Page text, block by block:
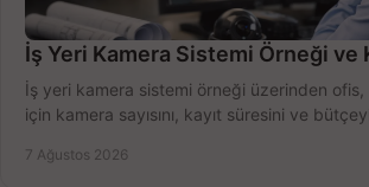
İş Yeri Kamera Sistemi Örneği ve
İş yeri kamera sistemi örneği üzerinden
için kamera sayısını, kayıt süresini ve
7 Ağustos 2026